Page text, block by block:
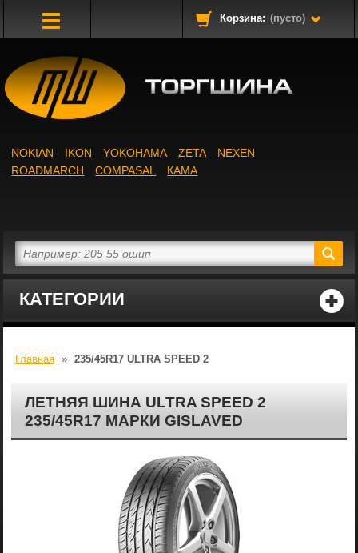
Корзина: (пусто)
КАТЕГОРИИ
NOKIAN IKON YOKOHAMA ZETA
NEXEN
ROADMARCH
COMPASAL КАМА
Главная » 235/45R17 ULTRA SPEED 2
ЛЕТНЯЯ ШИНА ULTRA SPEED 2
235/45R17 МАРКИ GISLAVED